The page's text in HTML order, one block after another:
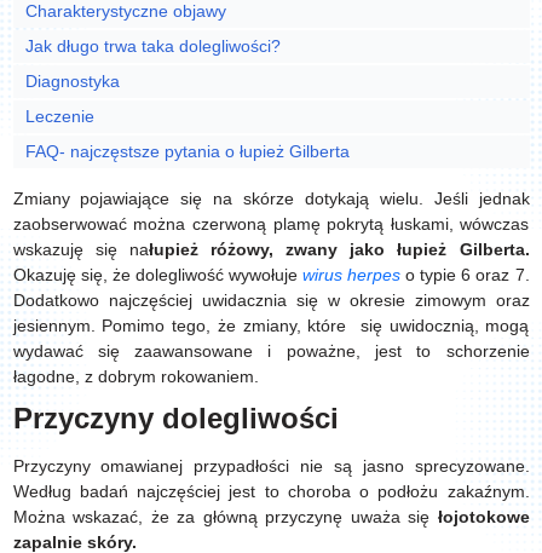
Charakterystyczne objawy
Jak długo trwa taka dolegliwości?
Diagnostyka
Leczenie
FAQ- najczęstsze pytania o łupież Gilberta
Zmiany pojawiające się na skórze dotykają wielu. Jeśli jednak
zaobserwować można czerwoną plamę pokrytą łuskami, wówczas
wskazuję się nałupież różowy, zwany jako łupież Gilberta.
Okazuję się, że dolegliwość wywołuje wirus herpes o typie 6 oraz 7.
Dodatkowo najczęściej uwidacznia się w okresie zimowym oraz
jesiennym. Pomimo tego, że zmiany, które się uwidocznią, mogą
wydawać się zaawansowane i poważne, jest to schorzenie
łagodne, z dobrym rokowaniem.
Przyczyny dolegliwości
Przyczyny omawianej przypadłości
nie są jasno sprecyzowane.
Według badań najczęściej jest to choroba o podłożu zakaźnym.
Można wskazać, że za główną przyczynę uważa się łojotokowe
zapalnie skóry.